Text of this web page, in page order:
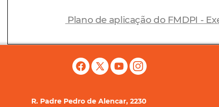
Plano de aplicação do FMDPI -
R. Padre Pedro de Alencar, 2230